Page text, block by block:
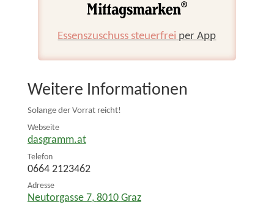
Essenszuschuss steuerfrei per App
Weitere Informationen
Solange der Vorrat reicht!
Webseite
dasgramm.at
Telefon
0664 2123462
Adresse
Neutorgasse 7, 8010 Graz